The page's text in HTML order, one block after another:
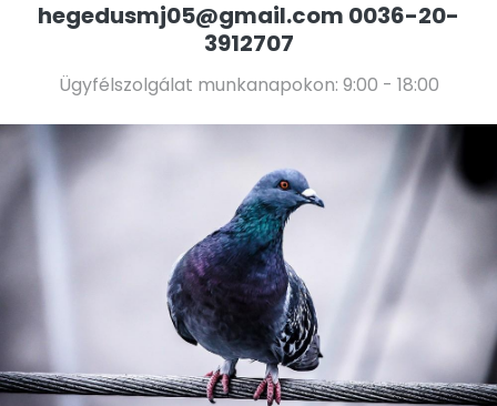
hegedusmj05@gmail.com 0036-20-
3912707
Ügyfélszolgálat munkanapokon: 9:00 - 18:00